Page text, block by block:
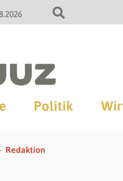
Politik
Redaktion